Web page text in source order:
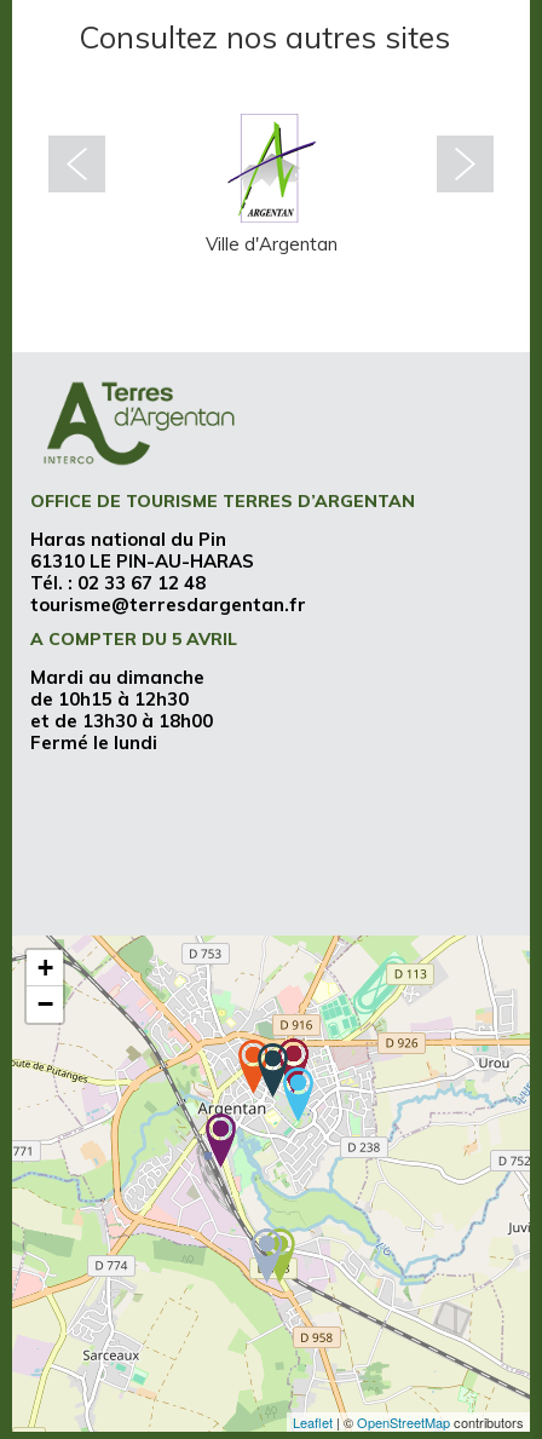
Consultez nos autres sites
Ville d'Argentan
OFFICE DE TOURISME TERRES D’ARGENTAN
Haras national du Pin
61310 LE PIN-AU-HARAS
Tél. : 02 33 67 12 48
tourisme@terresdargentan.fr
A COMPTER DU 5 AVRIL
Mardi au dimanche
de 10h15 à 12h30
et de 13h30 à 18h00
Fermé le lundi
+
−
Leaflet | ©OpenStreetMapcontributors